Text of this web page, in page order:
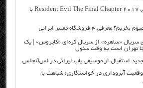
دانلود رایگان فیلم خارجی Resident Evil The Final Chapter 2017 با
۴ فروشگاه معتبر ایرانی
سریال «ساهره» از سریال کره‌ای «کایروس» | یک
تهران است به وقت سئول
جدید استقبال از موسیقی پاپ ایرانی در لس‌آنجلس
آبروداری در خواستگاری؛ شباهت با